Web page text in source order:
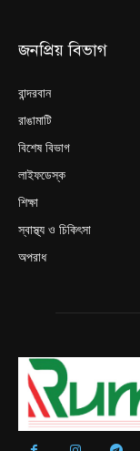
জনপ্রিয় বিভাগ
বান্দরবান
রাঙামাটি
বিশেষ বিভাগ
লাইফডেস্ক
শিক্ষা
স্বাস্থ্য ও চিকিৎসা
অপরাধ